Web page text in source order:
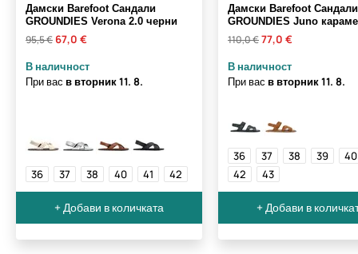
Дамски Barefoot Сандали
GROUNDIES Verona 2.0 черни
95,5 € 67,0 €
В наличност
При вас в вторник11. 8.
36 37 38 40 41 42
+ Добави в количката
Дамски Barefoot Сандали
GROUNDIES Juno
110,0 €77,0 €
В наличност
При вас в вторник11. 8.
36 37 38 39
40
42
43
+ Добави в